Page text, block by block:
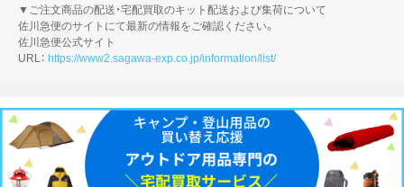
▼ご注文商品の配送・宅配買取のキット配送および集荷について
佐川急便のサイトにて最新の情報をご確認ください。
佐川急便公式サイト
URL： https://www2.sagawa-exp.co.jp/information/list/